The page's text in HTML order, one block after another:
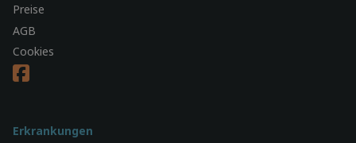
Preise
AGB
Cookies
Erkrankungen